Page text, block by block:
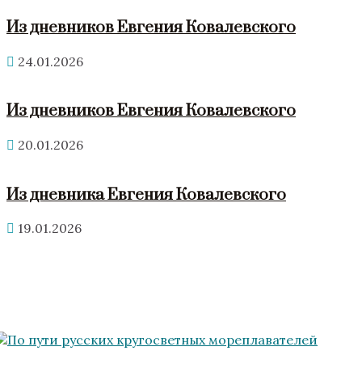
Из дневников Евгения Ковалевского
24.01.2026
Из дневников Евгения Ковалевского
20.01.2026
Из дневника Евгения Ковалевского
19.01.2026